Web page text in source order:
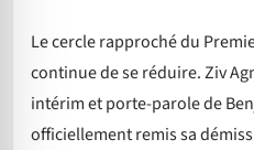
Le cercle rapproché du
continue de se réduire. Ziv
intérim et porte-parole de
officiellement remis sa